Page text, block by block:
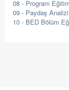
08 - Program
09 - Paydaş
10 - BED Bölüm